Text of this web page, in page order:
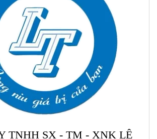
TNHH SX - TM - XNK LÊ